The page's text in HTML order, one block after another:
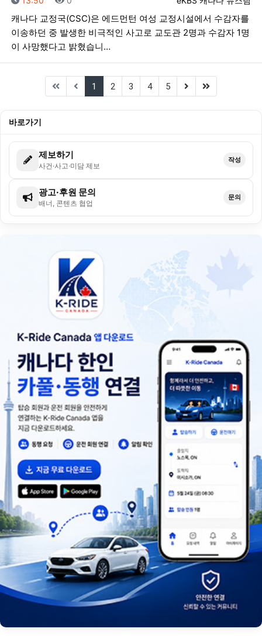
캐나다 교정국(CSC)은 에드먼턴 여성 교정시설에서 수감자를
이송하던 중 발생한 비극적인 사고로 교도관 2명과 수감자 1명
이 사망했다고 밝혔습니…
1 (current)
2 3 4 5 (next)(last)
바로가기
제보하기
사건·사고·미담 제보
작성
광고·후원 문의
배너, 콘텐츠 협업
문의